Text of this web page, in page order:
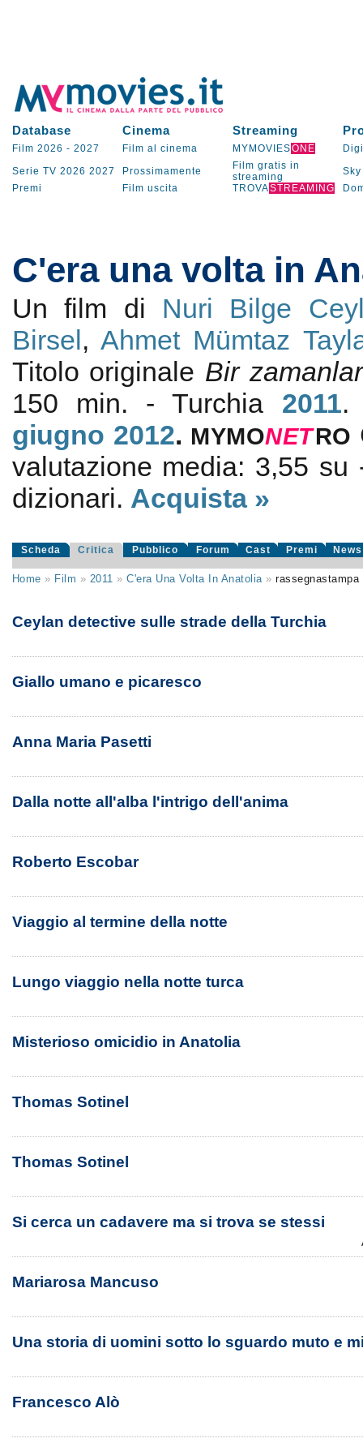
Database Cinema Streaming
Film 2026 - 2027 Film al cinema MYMOVIESONE
Serie TV 2026 2027 Prossimamente
Film gratis in
streaming
Sky
Premi
Film uscita TROVASTREAMING
C'era una volta in
Un film di Nuri Bilge
Birsel,Ahmet Mümtaz
Titolo originale Bir
150 min. - Turchia 2011.
giugno 2012. MYMONETRO
valutazione media: 3,55 su
dizionari. Acquista »
Scheda Critica Pubblico Forum Cast Premi News
Home » Film » 2011 »C'era Una Volta In Anatolia»rassegnastampa
Ceylan detective sulle strade della Turchia
Giallo umano e picaresco
Anna Maria Pasetti
Dalla notte all'alba l'intrigo dell'anima
Roberto Escobar
Viaggio al termine della notte
Lungo viaggio nella notte turca
Misterioso omicidio in Anatolia
Thomas Sotinel
Thomas Sotinel
Si cerca un cadavere ma si trova se stessi
Mariarosa Mancuso
Una storia di uomini sotto lo sguardo muto e
Francesco Alò